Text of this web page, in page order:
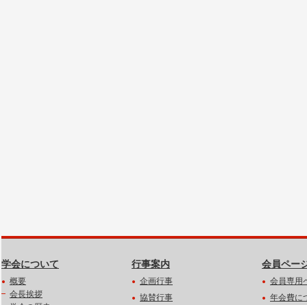
学会について
概要
会長挨拶
行事案内
企画行事
協賛行事
会員ペー
会員専用
年会費に